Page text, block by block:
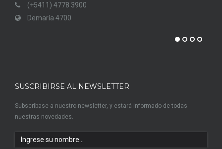
(+5411) 4778 3900
Demaría 4700
SUSCRIBIRSE AL NEWSLETTER
Subscríbase a nuestro newsletter, y estará informado de todas
nuestras novedades.